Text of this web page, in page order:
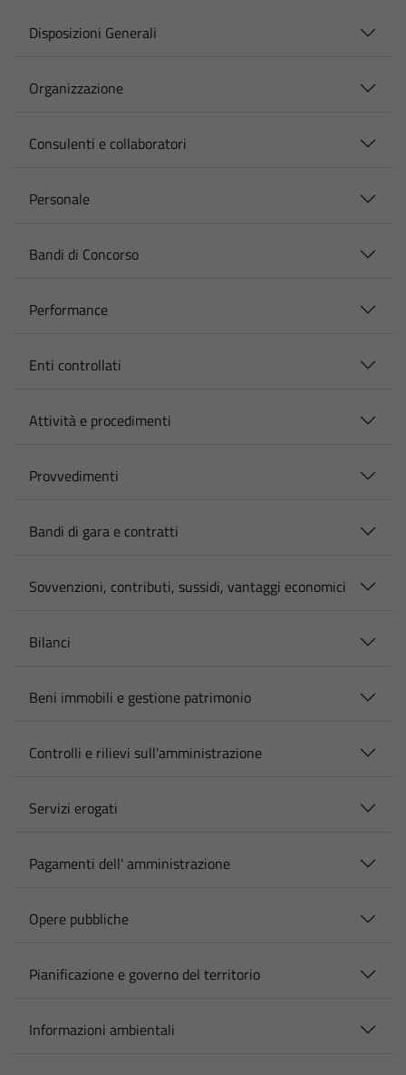
Disposizioni Generali
Organizzazione
Consulenti e collaboratori
Personale
Bandi di Concorso
Performance
Enti controllati
Attività e procedimenti
Provvedimenti
Bandi di gara e contratti
Sovvenzioni, contributi, sussidi, vantaggi economici
Bilanci
Beni immobili e gestione patrimonio
Controlli e rilievi sull'amministrazione
Servizi erogati
Pagamenti dell' amministrazione
Opere pubbliche
Pianificazione e governo del territorio
Informazioni ambientali